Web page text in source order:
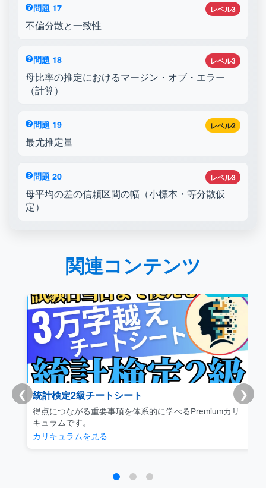
レベル3
問題 17
不偏分散と一致性
レベル3
問題 18
母比率の推定におけるマージン・オブ・エラー
（計算）
レベル2
問題 19
最尤推定量
レベル3
問題 20
母平均の差の信頼区間の幅（小標本・等分散仮
定）
関連コンテンツ
❮ ❯
統計検定2級チートシート
得点につながる重要事項を体系的に学べるPremiumカリ
キュラムです。
カリキュラムを見る